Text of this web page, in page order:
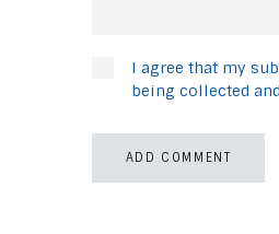
I agree that my
being collected